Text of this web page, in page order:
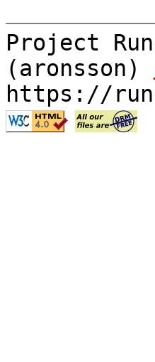
Project
(aronsson)
https://